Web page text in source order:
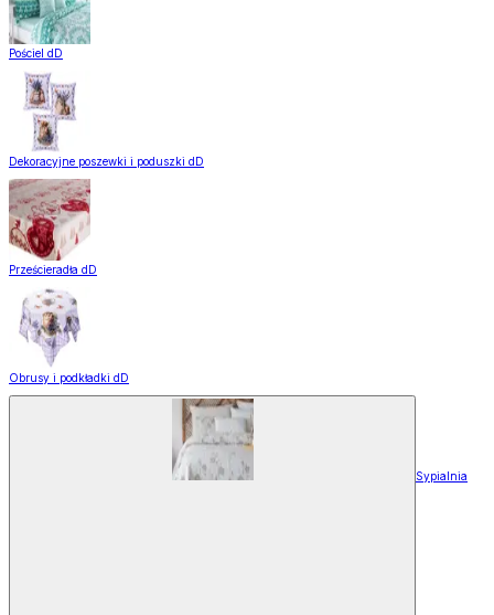
Pościel dD
Dekoracyjne poszewki i poduszki dD
Prześcieradła dD
Obrusy i podkładki dD
Sypialnia